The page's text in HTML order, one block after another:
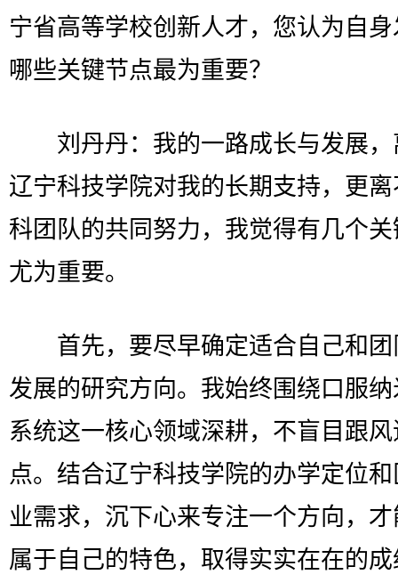
宁省高等学校创新人才，您认为自
哪些关键节点最为重要？
刘丹丹：我的一路成长与发展，
辽宁科技学院对我的长期支持，更
科团队的共同努力，我觉得有几个
尤为重要。
首先，要尽早确定适合自己和团
发展的研究方向。我始终围绕口服
系统这一核心领域深耕，不盲目跟
点。结合辽宁科技学院的办学定位
业需求，沉下心来专注一个方向，
属于自己的特色，取得实实在在的